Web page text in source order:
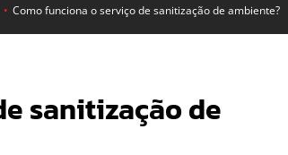
• Como funciona o serviço de sanitização de ambiente?
sanitização de
Caça Vazamentos
Troca e reparo de tubulações em geral
Encanador
Outros Serviços